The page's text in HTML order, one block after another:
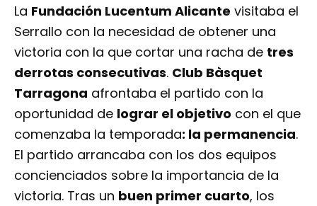
La Fundación Lucentum Alicante visitaba el
Serrallo con la necesidad de obtener una
victoria con la que cortar una racha de tres
derrotas consecutivas. Club Bàsquet
Tarragona afrontaba el partido con la
oportunidad de lograr el objetivo con el que
comenzaba la temporada: la permanencia.
El partido arrancaba con los dos equipos
concienciados sobre la importancia de la
victoria. Tras un buen primer cuarto, los